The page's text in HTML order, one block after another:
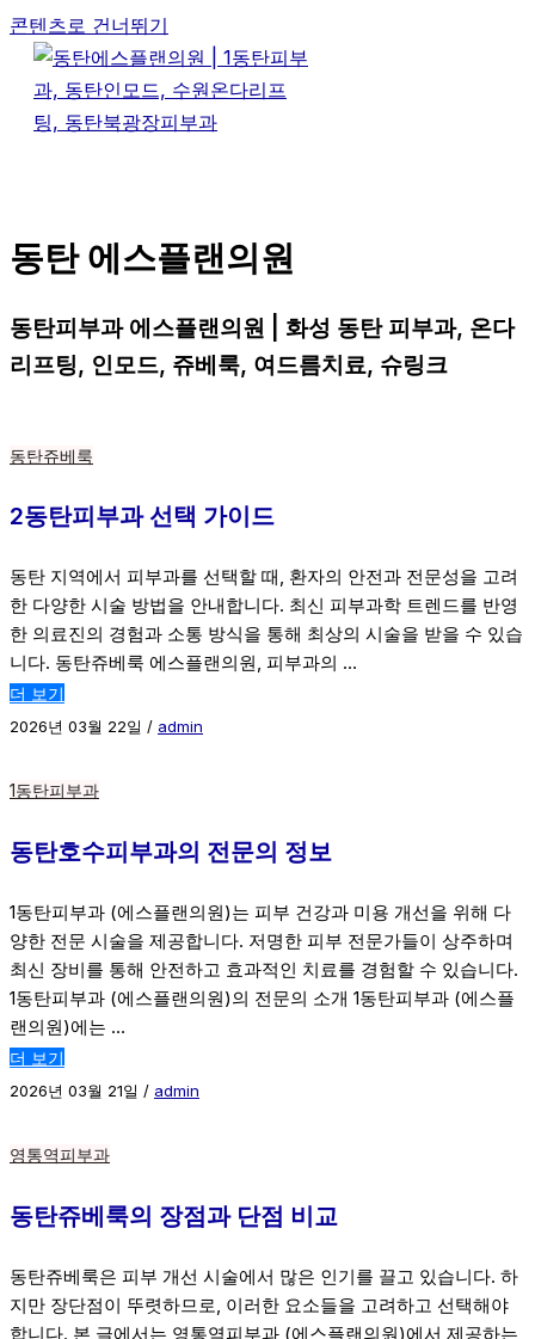
콘텐츠로 건너뛰기
동탄 에스플랜의원
동탄피부과 에스플랜의원 | 화성 동탄 피부과, 온다
리프팅, 인모드, 쥬베룩, 여드름치료, 슈링크
동탄쥬베룩
2동탄피부과 선택 가이드
동탄 지역에서 피부과를 선택할 때, 환자의 안전과 전문성을 고려
한 다양한 시술 방법을 안내합니다. 최신 피부과학 트렌드를 반영
한 의료진의 경험과 소통 방식을 통해 최상의 시술을 받을 수 있습
니다. 동탄쥬베룩 에스플랜의원, 피부과의 …
더 보기
2026년 03월 22일 / admin
1동탄피부과
동탄호수피부과의 전문의 정보
1동탄피부과 (에스플랜의원)는 피부 건강과 미용 개선을 위해 다
양한 전문 시술을 제공합니다. 저명한 피부 전문가들이 상주하며
최신 장비를 통해 안전하고 효과적인 치료를 경험할 수 있습니다.
1동탄피부과 (에스플랜의원)의 전문의 소개 1동탄피부과 (에스플
랜의원)에는 …
더 보기
2026년 03월 21일 / admin
영통역피부과
동탄쥬베룩의 장점과 단점 비교
동탄쥬베룩은 피부 개선 시술에서 많은 인기를 끌고 있습니다. 하
지만 장단점이 뚜렷하므로, 이러한 요소들을 고려하고 선택해야
합니다. 본 글에서는 영통역피부과 (에스플랜의원)에서 제공하는